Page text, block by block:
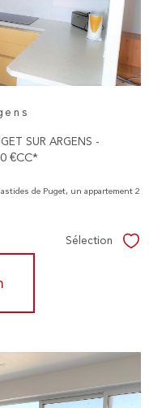
SUR ARGENS -
€CC*
de Puget, un appartement 2
Sélection